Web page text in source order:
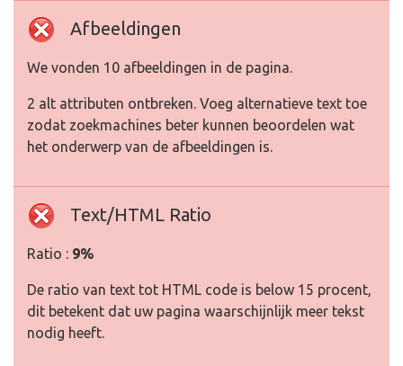
Afbeeldingen
We vonden 10 afbeeldingen in de pagina.
2 alt attributen ontbreken. Voeg alternatieve text toe
zodat zoekmachines beter kunnen beoordelen wat
het onderwerp van de afbeeldingen is.
Text/HTML Ratio
Ratio : 9%
De ratio van text tot HTML code is below 15 procent,
dit betekent dat uw pagina waarschijnlijk meer tekst
nodig heeft.